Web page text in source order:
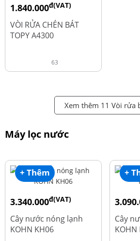
1.840.000đ(VAT)
2.450.000
VÒI RỬA CHÉN BÁT
TOPY A4300
63
Xem thêm 11 Vòi rửa
Máy lọc nước
+ Thêm
3.340.000đ(VAT)
Cây nước nóng lạnh
KOHN KH06
+
Cây
KOHN